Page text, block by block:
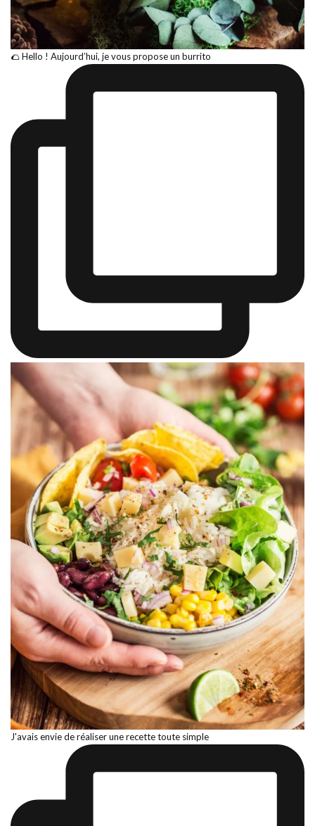
🌮 Hello ! Aujourd’hui, je vous propose un burrito
J'avais envie de réaliser une recette toute simple